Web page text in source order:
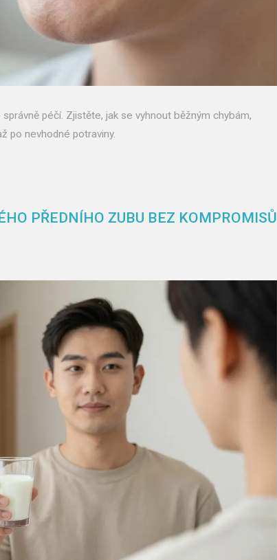
péčí. Zjistěte, jak se vyhnout běžným chybám,
po nevhodné potraviny.
PŘEDNÍHO ZUBU BEZ KOMPROMISŮ